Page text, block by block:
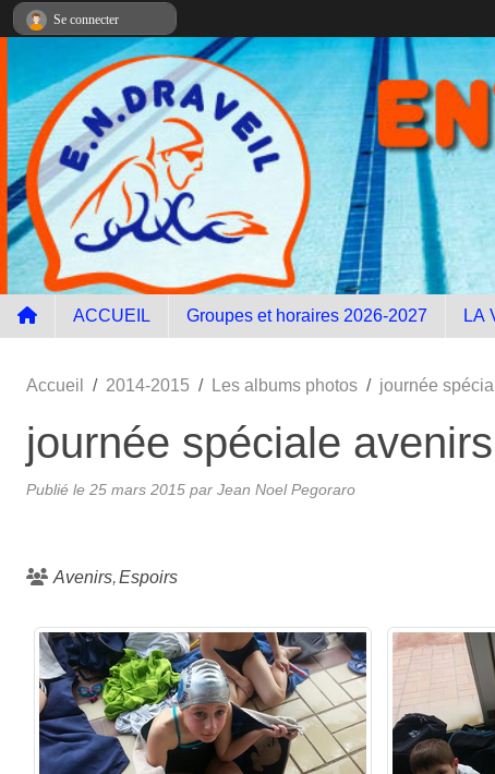
ACCUEIL Groupes et horaires 2026-2027 LA
Accueil 2014-2015 Les albums photos journée
journée spéciale
Publié le 25 mars 2015 par Jean Noel Pegoraro
Avenirs Espoirs
Se connecter
Panneau de gestion des cookies